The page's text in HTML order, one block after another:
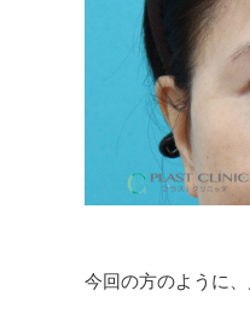
今回の方のように、